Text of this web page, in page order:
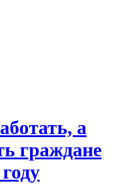
а
граждане